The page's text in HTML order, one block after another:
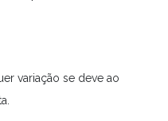
variação se deve ao